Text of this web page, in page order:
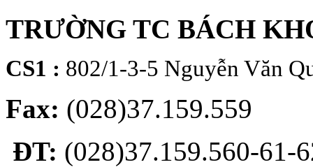
TRƯỜNG TC BÁCH
CS1 : 802/1-3-5 Nguyễn Văn
Fax: (028)37.159.559
ĐT: (028)37.159.560-61-